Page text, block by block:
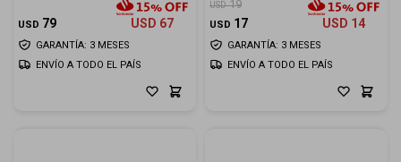
USD 79 USD 67
GARANTÍA: 3 MESES
ENVÍO A TODO EL PAÍS
USD 19
USD 17 USD 14
GARANTÍA: 3 MESES
ENVÍO A TODO EL PAÍS